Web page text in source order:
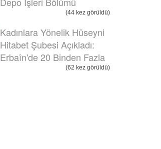
(44 kez görüldü)
Kadınlara Yönelik Hüseyni
Hitabet Şubesi Açıkladı:
Erbaîn'de 20 Binden Fazla
(62 kez görüldü)